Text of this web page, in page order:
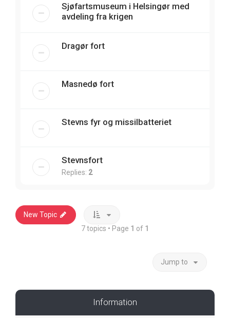
Sjøfartsmuseum i Helsingør med
avdeling fra krigen
Dragør fort
Masnedø fort
Stevns fyr og missilbatteriet
Stevnsfort
Replies: 2
New Topic
7 topics • Page 1 of 1
Jump to
Information